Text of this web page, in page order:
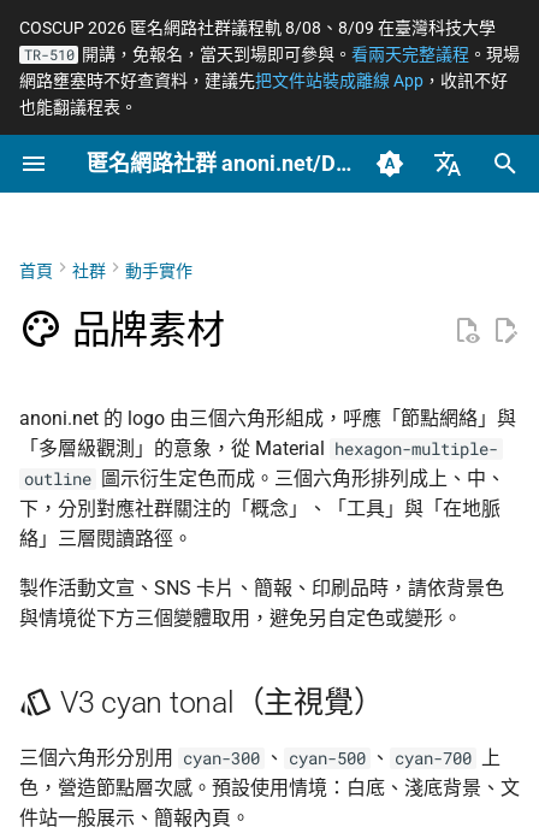
COSCUP 2026 匿名網路社群議程軌 8/08、8/09 在臺灣科技大學
TR-510 開講，免報名，當天到場即可參與。 看兩天完整議程 。現場
網路壅塞時不好查資料，建議先把文件站裝成離線 App ，收訊不好
也能翻議程表。
匿名網路社群 anoni.net/Docs
正
初
尋
擎
概念 網路自由為什麼重要
社群平台怎麼收集你的
料
怎麼維持多個網路身分
什麼是匿名網路？
VPN 的風險與選擇
加密 DNS 怎麼選、怎
什麼是 Tails
差別
GrapheneOS：高度隱
行動作業系統
場景
一般人平常該做到什麼
LGBTQ+ 與性少數的匿
家暴受害者的數位準備
選舉觀察員的自保
在中國大陸的公開平台
播資訊
出差與研討會的數位準
（東亞與東南亞）
出國前數位安全：用 AI
進階
端對端加密如何運作
零知識身分驗證與支付
網路政變 - InterSecLab
OONI 網站檢測清單
Tor Relays 觀測點
台灣 VASP 法 2026
揭弊者保護法的技術觀察
軟體更新日誌 Tor 更新日誌
OONI 更新日誌
2026
文章類型
OONI
技術
文章
更新
活動
社群
翻譯文章
如何參與與認領主題
貢獻者百科
BECOME_ANONI
治理章程
V3 cyan tonal（主視覺）
V3 mono black（印刷與單色
場合）
品牌主色 cyan（9 階）
Accent（CTA 與緊急）
結構性次色（2026 三大主
題，限分類標籤）
Logo 專用
配色使用守則
2026 年度路線圖
Tor Relay 校園建立研究專
題
COSCUP 2026 公開徵稿
匿名網路工作坊 2025/08
籌備：匿名網路工作坊
2025/08
持續關注
首頁 社群 動手實作
品牌素材
anoni.net 的 logo 由三個六角形組成，呼應「節點網絡」與
「多層級觀測」的意象，從 Material hexagon-multiple-
outline 圖示衍生定色而成。三個六角形排列成上、中、
下，分別對應社群關注的「概念」、「工具」與「在地脈
絡」三層閱讀路徑。
製作活動文宣、SNS 卡片、簡報、印刷品時，請依背景色
與情境從下方三個變體取用，避免另自定色或變形。
V3 cyan tonal（主視覺）
三個六角形分別用 cyan-300 、 cyan-500 、 cyan-700 上
色，營造節點層次感。預設使用情境：白底、淺底背景、文
件站一般展示、簡報內頁。